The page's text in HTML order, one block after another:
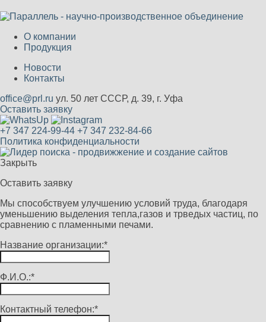
О компании
Продукция
Новости
Контакты
office@prl.ru ул. 50 лет СССР, д. 39, г. Уфа
Оставить заявку
+7 347 224-99-44 +7 347 232-84-66
Политика конфиденциальности
Закрыть
Оставить заявку
Мы способствуем улучшению условий труда, благодаря
уменьшению выделения тепла,газов и трведых частиц, по
сравнению с пламенными печами.
Название организации:*
Ф.И.О.:*
Контактный телефон:*